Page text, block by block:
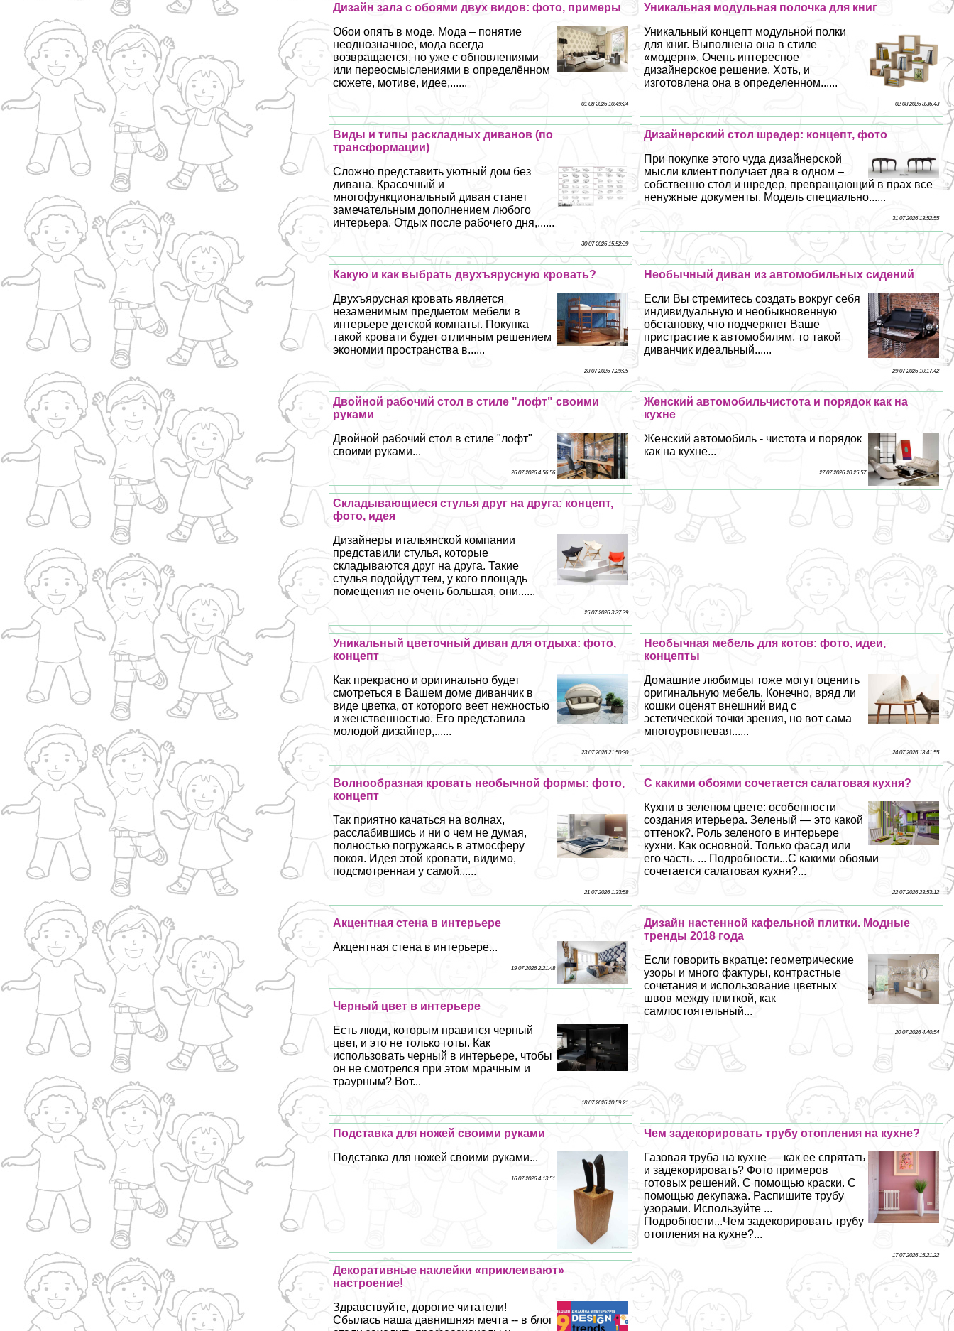
Уникальная модульная полочка для книг
Уникальный концепт модульной полки
для книг. Выполнена она в стиле
«модерн». Очень интересное
дизайнерское решение. Хоть, и
изготовлена она в определенном......
02 08 2026 8:36:43
Дизайн зала с обоями двух видов: фото, примеры
Обои опять в моде. Мода – понятие
неоднозначное, мода всегда
возвращается, но уже с обновлениями
или переосмыслениями в определённом
сюжете, мотиве, идее,......
01 08 2026 10:49:24
Дизайнерский стол шредер: концепт, фото
При покупке этого чуда дизайнерской
мысли клиент получает два в одном –
собственно стол и шредер, превращающий в прах все
ненужные документы. Модель специально......
31 07 2026 13:52:55
Виды и типы раскладных диванов (по
трaнcформации)
Сложно представить уютный дом без
дивана. Красочный и
многофункциональный диван станет
замечательным дополнением любого
интерьера. Отдых после рабочего дня,......
30 07 2026 15:52:39
Необычный диван из автомобильных сидений
Если Вы стремитесь создать вокруг себя
индивидуальную и необыкновенную
обстановку, что подчеркнет Ваше
пристрастие к автомобилям, то такой
диванчик идеальный......
29 07 2026 10:17:42
Какую и как выбрать двухъярусную кровать?
Двухъярусная кровать является
незаменимым предметом мебели в
интерьере детской комнаты. Покупка
такой кровати будет отличным решением
экономии прострaнcтва в......
28 07 2026 7:29:25
Женский автомобильчистота и порядок как на
кухне
Женский автомобиль - чистота и порядок
как на кухне...
27 07 2026 20:25:57
Двойной рабочий стол в стиле "лофт" своими
руками
Двойной рабочий стол в стиле "лофт"
своими руками...
26 07 2026 4:56:56
Складывающиеся стулья друг на друга: концепт,
фото, идея
Дизайнеры итальянской компании
представили стулья, которые
складываются друг на друга. Такие
стулья подойдут тем, у кого площадь
помещения не очень большая, они......
25 07 2026 3:37:39
Необычная мебель для котов: фото, идеи,
концепты
Домашние любимцы тоже могут оценить
оригинальную мебель. Конечно, вряд ли
кошки оценят внешний вид с
эстетической точки зрения, но вот сама
многоуровневая......
24 07 2026 13:41:55
Уникальный цветочный диван для отдыха: фото,
концепт
Как прекрасно и оригинально будет
смотреться в Вашем доме диванчик в
виде цветка, от которого веет нежностью
и женственностью. Его представила
молодой дизайнер,......
23 07 2026 21:50:30
С какими обоями сочетается салатовая кухня?
Кухни в зеленом цвете: особенности
создания итерьера. Зеленый — это какой
оттенок?. Роль зеленого в интерьере
кухни. Как основной. Только фасад или
его часть. ... Подробности...С какими обоями
сочетается салатовая кухня?...
22 07 2026 23:53:12
Волнообразная кровать необычной формы: фото,
концепт
Так приятно качаться на волнах,
расслабившись и ни о чем не думая,
полностью погружаясь в атмосферу
покоя. Идея этой кровати, видимо,
подсмотренная у самой......
21 07 2026 1:33:58
Дизайн настенной кафельной плитки. Модные
тренды 2018 года
Если говорить вкратце: геометрические
узоры и много фактуры, контрастные
сочетания и использование цветных
швов между плиткой, как
самлостоятельный...
20 07 2026 4:40:54
Акцентная стена в интерьере
Акцентная стена в интерьере...
19 07 2026 2:21:48
Черный цвет в интерьере
Есть люди, которым нравится черный
цвет, и это не только готы. Как
использовать черный в интерьере, чтобы
он не смотрелся при этом мрачным и
траурным? Вот...
18 07 2026 20:59:21
Чем задекорировать трубу отопления на кухне?
Газовая труба на кухне — как ее спрятать
и задекорировать? Фото примеров
готовых решений. С помощью краски. С
помощью декупажа. Распишите трубу
узорами. Используйте ...
Подробности...Чем задекорировать трубу
отопления на кухне?...
17 07 2026 15:21:22
Подставка для ножей своими руками
Подставка для ножей своими руками...
16 07 2026 4:13:51
Декоративные наклейки «приклеивают»
настроение!
Здравствуйте, дорогие читатели!
Сбылась наша давнишняя мечта -- в блог